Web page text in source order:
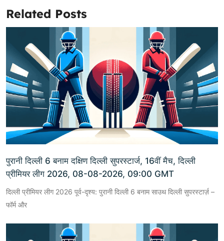
Related Posts
पुरानी दिल्ली 6 बनाम दक्षिण दिल्ली सुपरस्टार्ज, 16वीं मैच, दिल्ली
प्रीमियर लीग 2026, 08-08-2026, 09:00 GMT
दिल्ली प्रीमियर लीग 2026 पूर्व-दृश्य: पुरानी दिल्ली 6 बनाम साउथ दिल्ली सुपरस्टार्ज़ –
फॉर्म और